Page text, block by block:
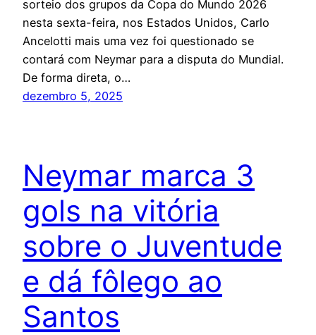
sorteio dos grupos da Copa do Mundo 2026
nesta sexta-feira, nos Estados Unidos, Carlo
Ancelotti mais uma vez foi questionado se
contará com Neymar para a disputa do Mundial.
De forma direta, o…
dezembro 5, 2025
Neymar marca 3
gols na vitória
sobre o Juventude
e dá fôlego ao
Santos